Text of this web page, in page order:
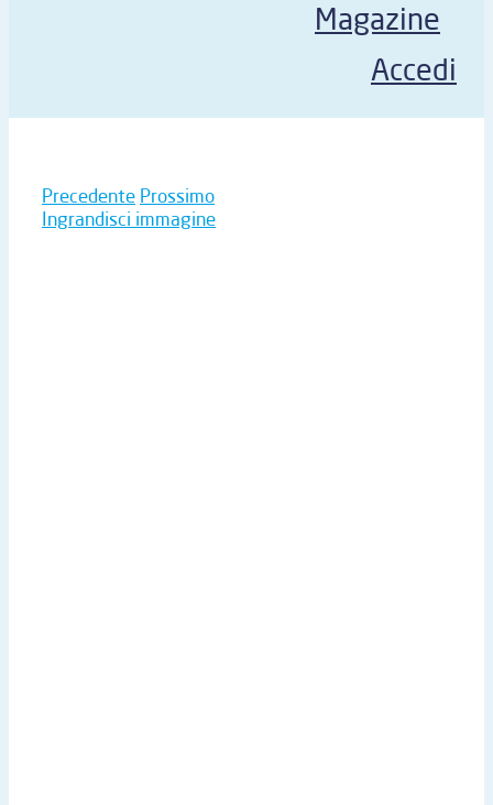
Magazine
Accedi
Precedente Prossimo
Ingrandisci immagine